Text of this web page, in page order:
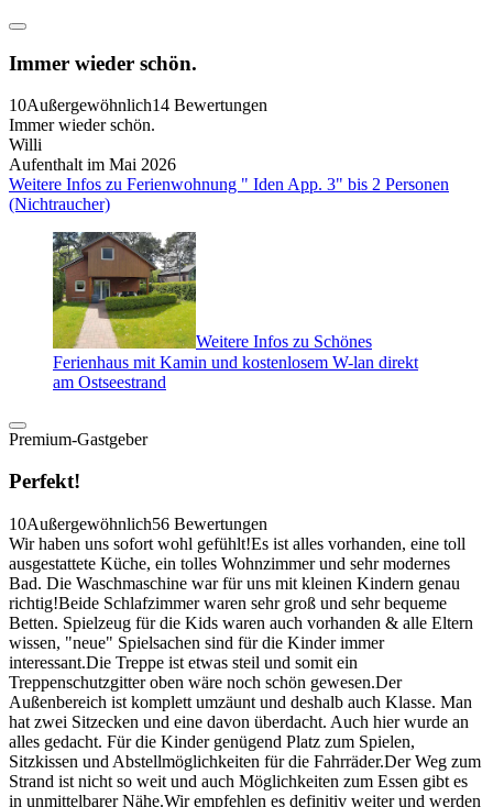
Immer wieder schön.
10Außergewöhnlich14 Bewertungen
Immer wieder schön.
Willi
Aufenthalt im Mai 2026
Weitere Infos zu Ferienwohnung " Iden App. 3" bis 2 Personen
(Nichtraucher)
Weitere Infos zu Schönes
Ferienhaus mit Kamin und kostenlosem W-lan direkt
am Ostseestrand
Premium-Gastgeber
Perfekt!
10Außergewöhnlich56 Bewertungen
Wir haben uns sofort wohl gefühlt!Es ist alles vorhanden, eine toll
ausgestattete Küche, ein tolles Wohnzimmer und sehr modernes
Bad. Die Waschmaschine war für uns mit kleinen Kindern genau
richtig!Beide Schlafzimmer waren sehr groß und sehr bequeme
Betten. Spielzeug für die Kids waren auch vorhanden & alle Eltern
wissen, "neue" Spielsachen sind für die Kinder immer
interessant.Die Treppe ist etwas steil und somit ein
Treppenschutzgitter oben wäre noch schön gewesen.Der
Außenbereich ist komplett umzäunt und deshalb auch Klasse. Man
hat zwei Sitzecken und eine davon überdacht. Auch hier wurde an
alles gedacht. Für die Kinder genügend Platz zum Spielen,
Sitzkissen und Abstellmöglichkeiten für die Fahrräder.Der Weg zum
Strand ist nicht so weit und auch Möglichkeiten zum Essen gibt es
in unmittelbarer Nähe.Wir empfehlen es definitiv weiter und werden